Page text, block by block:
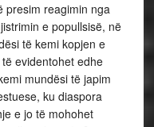
presim reagimin nga
e popullsisë, në
të kemi kopjen e
evidentohet edhe
mundësi të japim
ku diaspora
e jo të mohohet